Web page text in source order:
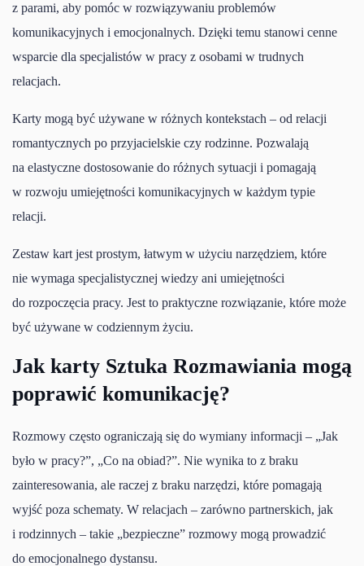
z parami, aby pomóc w rozwiązywaniu problemów
komunikacyjnych i emocjonalnych. Dzięki temu stanowi cenne
wsparcie dla specjalistów w pracy z osobami w trudnych
relacjach.
Karty mogą być używane w różnych kontekstach – od relacji
romantycznych po przyjacielskie czy rodzinne. Pozwalają
na elastyczne dostosowanie do różnych sytuacji i pomagają
w rozwoju umiejętności komunikacyjnych w każdym typie
relacji.
Zestaw kart jest prostym, łatwym w użyciu narzędziem, które
nie wymaga specjalistycznej wiedzy ani umiejętności
do rozpoczęcia pracy. Jest to praktyczne rozwiązanie, które może
być używane w codziennym życiu.
Jak karty Sztuka Rozmawiania mogą
poprawić komunikację?
Rozmowy często ograniczają się do wymiany informacji – „Jak
było w pracy?”, „Co na obiad?”. Nie wynika to z braku
zainteresowania, ale raczej z braku narzędzi, które pomagają
wyjść poza schematy. W relacjach – zarówno partnerskich, jak
i rodzinnych – takie „bezpieczne” rozmowy mogą prowadzić
do emocjonalnego dystansu.